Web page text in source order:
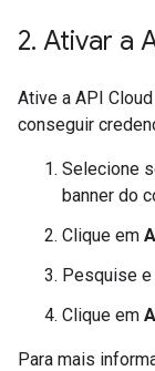
2. Ativar a
Ative a API
conseguir
Selecione
banner do
Clique em
Pesquise
Clique em
Para mais